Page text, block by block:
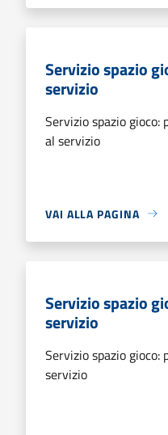
Servizio spazio
servizio
Servizio spazio
al servizio
VAI ALLA PAGINA
Servizio spazio
servizio
Servizio spazio
servizio